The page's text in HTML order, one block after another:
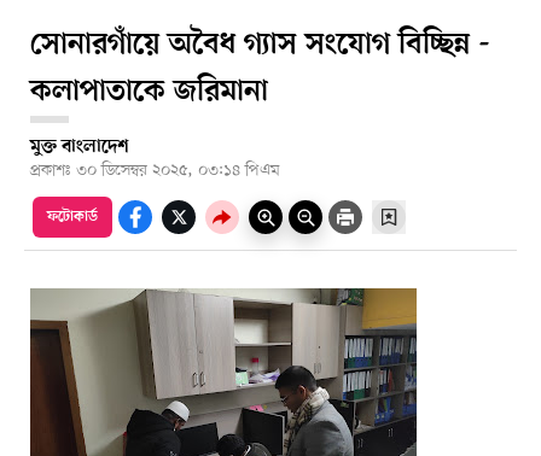
সোনারগাঁয়ে অবৈধ গ্যাস সংযোগ বিচ্ছিন্ন -
কলাপাতাকে জরিমানা
মুক্ত বাংলাদেশ
প্রকাশঃ ৩০ ডিসেম্বর ২০২৫, ০৩:১৪ পিএম
ফটোকার্ড